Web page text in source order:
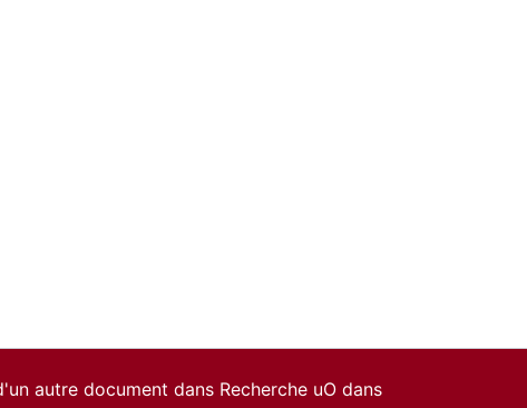
autre document dans Recherche uO dans